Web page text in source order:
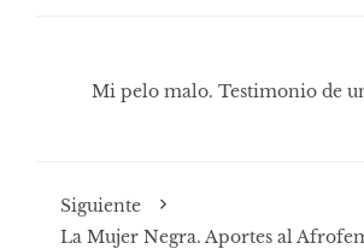
Mi pelo malo. Testimonio de
Siguiente
La Mujer Negra. Aportes al